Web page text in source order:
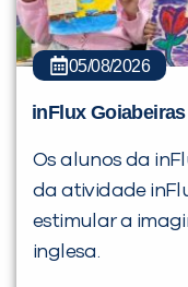
05/08/2026
inFlux
Os alunos da
da atividade
estimular a
inglesa.